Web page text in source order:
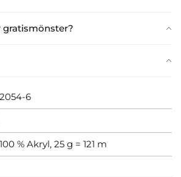
gratismönster?
6
% Akryl, 25 g = 121 m